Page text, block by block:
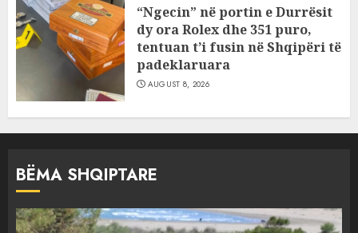
“Ngecin” në portin e Durrësit
dy ora Rolex dhe 351 puro,
tentuan t’i fusin në Shqipëri të
padeklaruara
AUGUST 8, 2026
BËMA SHQIPTARE